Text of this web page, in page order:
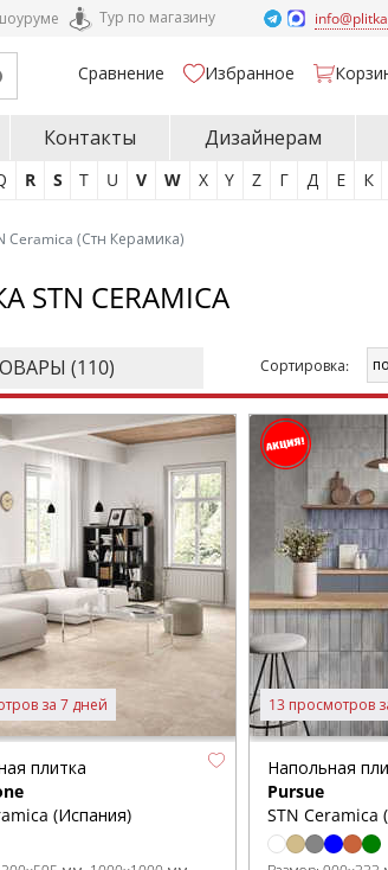
Тур по магазину
Сравнение Избранное
Контакты Дизайнерам
R S T U V W X Y Z Г Д Е К
Ceramica (Стн Керамика)
CERAMICA
(110) Cортировка:
за 7 дней
плитка
(Испания)
13 просмотров
Напольная
Pursue
STN Ceramica